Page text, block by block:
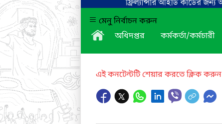
মেনু নির্বাচন করুন
অধিদপ্তর
কর্মকর্তা/কর্মচারী
এই কনটেন্টটি শেয়ার করতে ক্লিক করুন